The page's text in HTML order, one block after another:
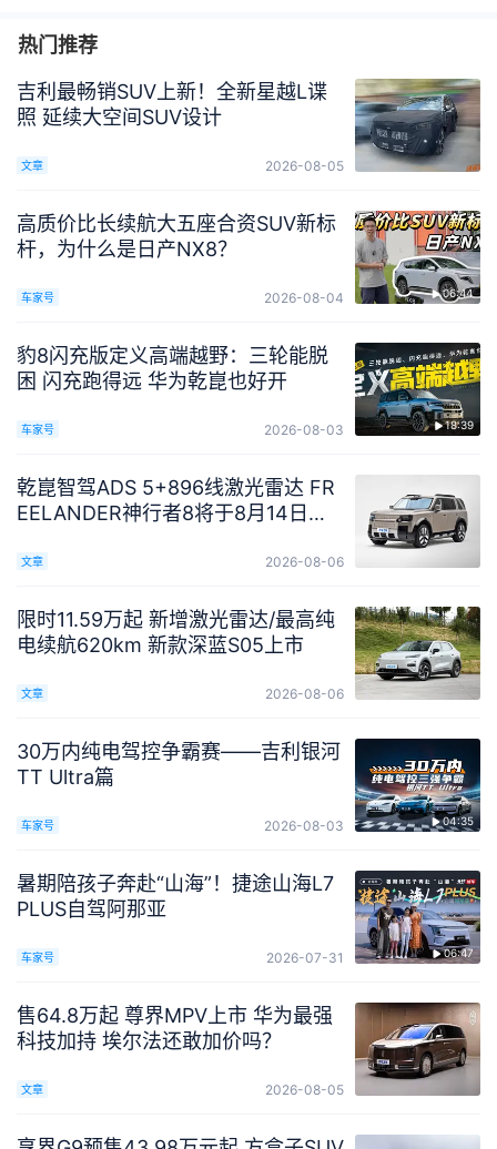
热门推荐
吉利最畅销SUV上新！全新星越L谍
照 延续大空间SUV设计
2026-08-05
文章
06:44
高质价比长续航大五座合资SUV新标
杆，为什么是日产NX8？
2026-08-04
车家号
18:39
豹8闪充版定义高端越野：三轮能脱
困 闪充跑得远 华为乾崑也好开
2026-08-03
车家号
乾崑智驾ADS 5+896线激光雷达 FR
EELANDER神行者8将于8月14日预
2026-08-06
文章
限时11.59万起 新增激光雷达/最高纯
电续航620km 新款深蓝S05上市
2026-08-06
文章
04:35
30万内纯电驾控争霸赛——吉利银河
TT Ultra篇
2026-08-03
车家号
06:47
暑期陪孩子奔赴“山海”！捷途山海L7
PLUS自驾阿那亚
2026-07-31
车家号
售64.8万起 尊界MPV上市 华为最强
科技加持 埃尔法还敢加价吗？
2026-08-05
文章